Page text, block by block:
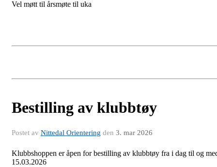
Vel møtt til årsmøte til uka
Bestilling av klubbtøy
Postet av Nittedal Orientering den 3. mar 2026
Klubbshoppen er åpen for bestilling av klubbtøy fra i dag til og
15.03.2026